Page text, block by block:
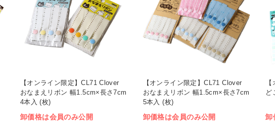
【オンライン限定】CL71 Clover
おなまえリボン 幅1.5cm×長さ7cm
4本入 (枚)
卸価格は会員のみ公開
【オンライン限定】CL71 Clover
おなまえリボン 幅1.5cm×長さ7cm
5本入 (枚)
卸価格は会員のみ公開
ど
卸